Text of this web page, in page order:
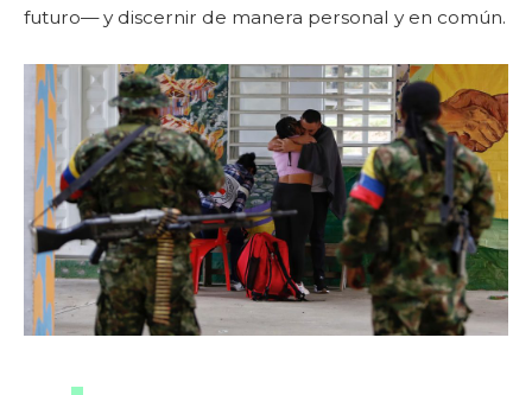
futuro— y discernir de manera personal y en común.